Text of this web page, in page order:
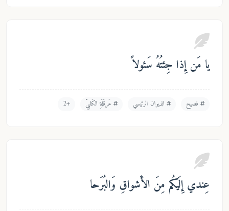
إِذا جِئتُهُ سَئولاً
الديوان الرئيسي عَرقَلَةِ الكَلبِيّ +2
إِلَيكُم مِنَ الأَشواقِ وَالبُرَحا